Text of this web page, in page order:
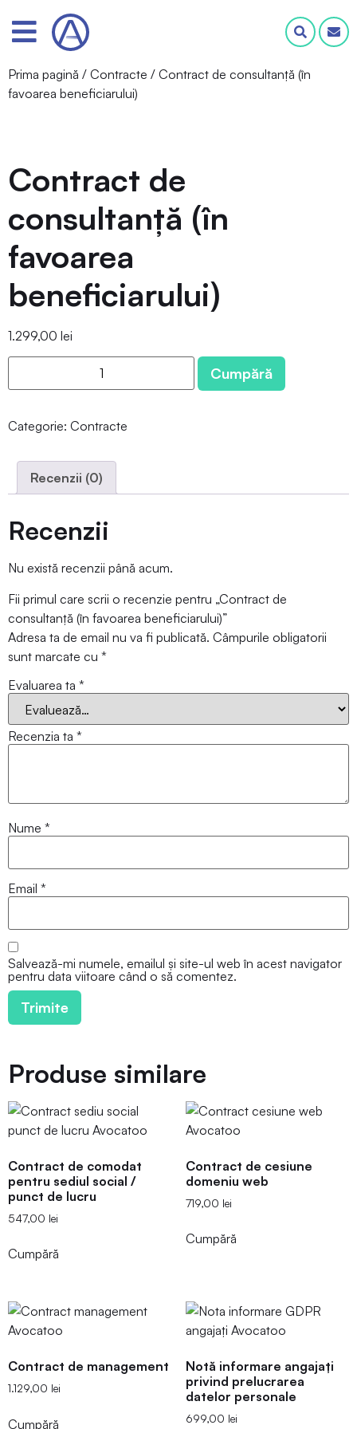
Prima pagină / Contracte / Contract de consultanță (în
favoarea beneficiarului)
Contract de
consultanță (în
favoarea
beneficiarului)
1.299,00 lei
Cumpără
Categorie: Contracte
Recenzii (0)
Recenzii
Nu există recenzii până acum.
Fii primul care scrii o recenzie pentru „Contract de
consultanță (în favoarea beneficiarului)”
Adresa ta de email nu va fi publicată. Câmpurile obligatorii
sunt marcate cu *
Evaluarea ta *
Recenzia ta *
Nume *
Email *
Salvează-mi numele, emailul și site-ul web în acest navigator
pentru data viitoare când o să comentez.
Produse similare
Contract de comodat
pentru sediul social /
punct de lucru
547,00 lei
Cumpără
Contract de cesiune
domeniu web
719,00 lei
Cumpără
Contract de management
1.129,00 lei
Cumpără
Notă informare angajați
privind prelucrarea
datelor personale
699,00 lei